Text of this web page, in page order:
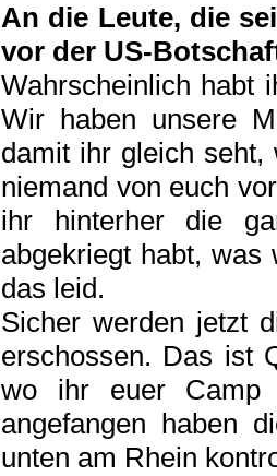
An die Leute, die
vor der US-
Wahrscheinlich habt
Wir haben unsere
damit ihr gleich seht,
niemand von euch
ihr hinterher die
abgekriegt habt,
das leid.
Sicher werden jetzt
erschossen. Das ist
wo ihr euer Camp
angefangen haben
unten am Rhein